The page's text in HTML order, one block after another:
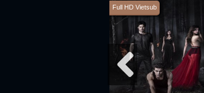
Full HD Vietsub